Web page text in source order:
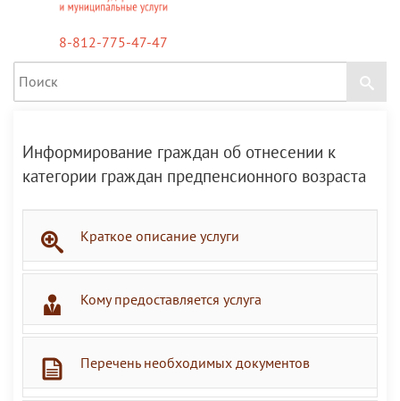
8-812-775-47-47
Информирование граждан об отнесении к
категории граждан предпенсионного возраста
Краткое описание услуги
Кому предоставляется услуга
Перечень необходимых документов